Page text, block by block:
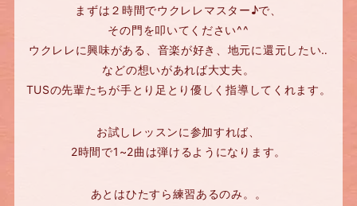
まずは２時間でウクレレマスター♪で、
その門を叩いてください^^
ウクレレに興味がある、音楽が好き、地元に還元したい‥
などの想いがあれば大丈夫。
TUSの先輩たちが手とり足とり優しく指導してくれます。
お試しレッスンに参加すれば、
2時間で1~2曲は弾けるようになります。
あとはひたすら練習あるのみ。。